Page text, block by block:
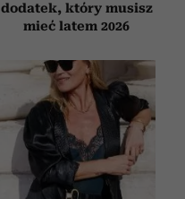
dodatek, który musisz
mieć latem 2026